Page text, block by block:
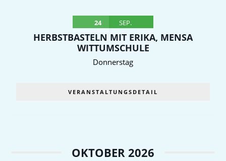
24 SEP.
HERBSTBASTELN MIT ERIKA, MENSA
WITTUMSCHULE
Donnerstag
VERANSTALTUNGSDETAIL
OKTOBER 2026